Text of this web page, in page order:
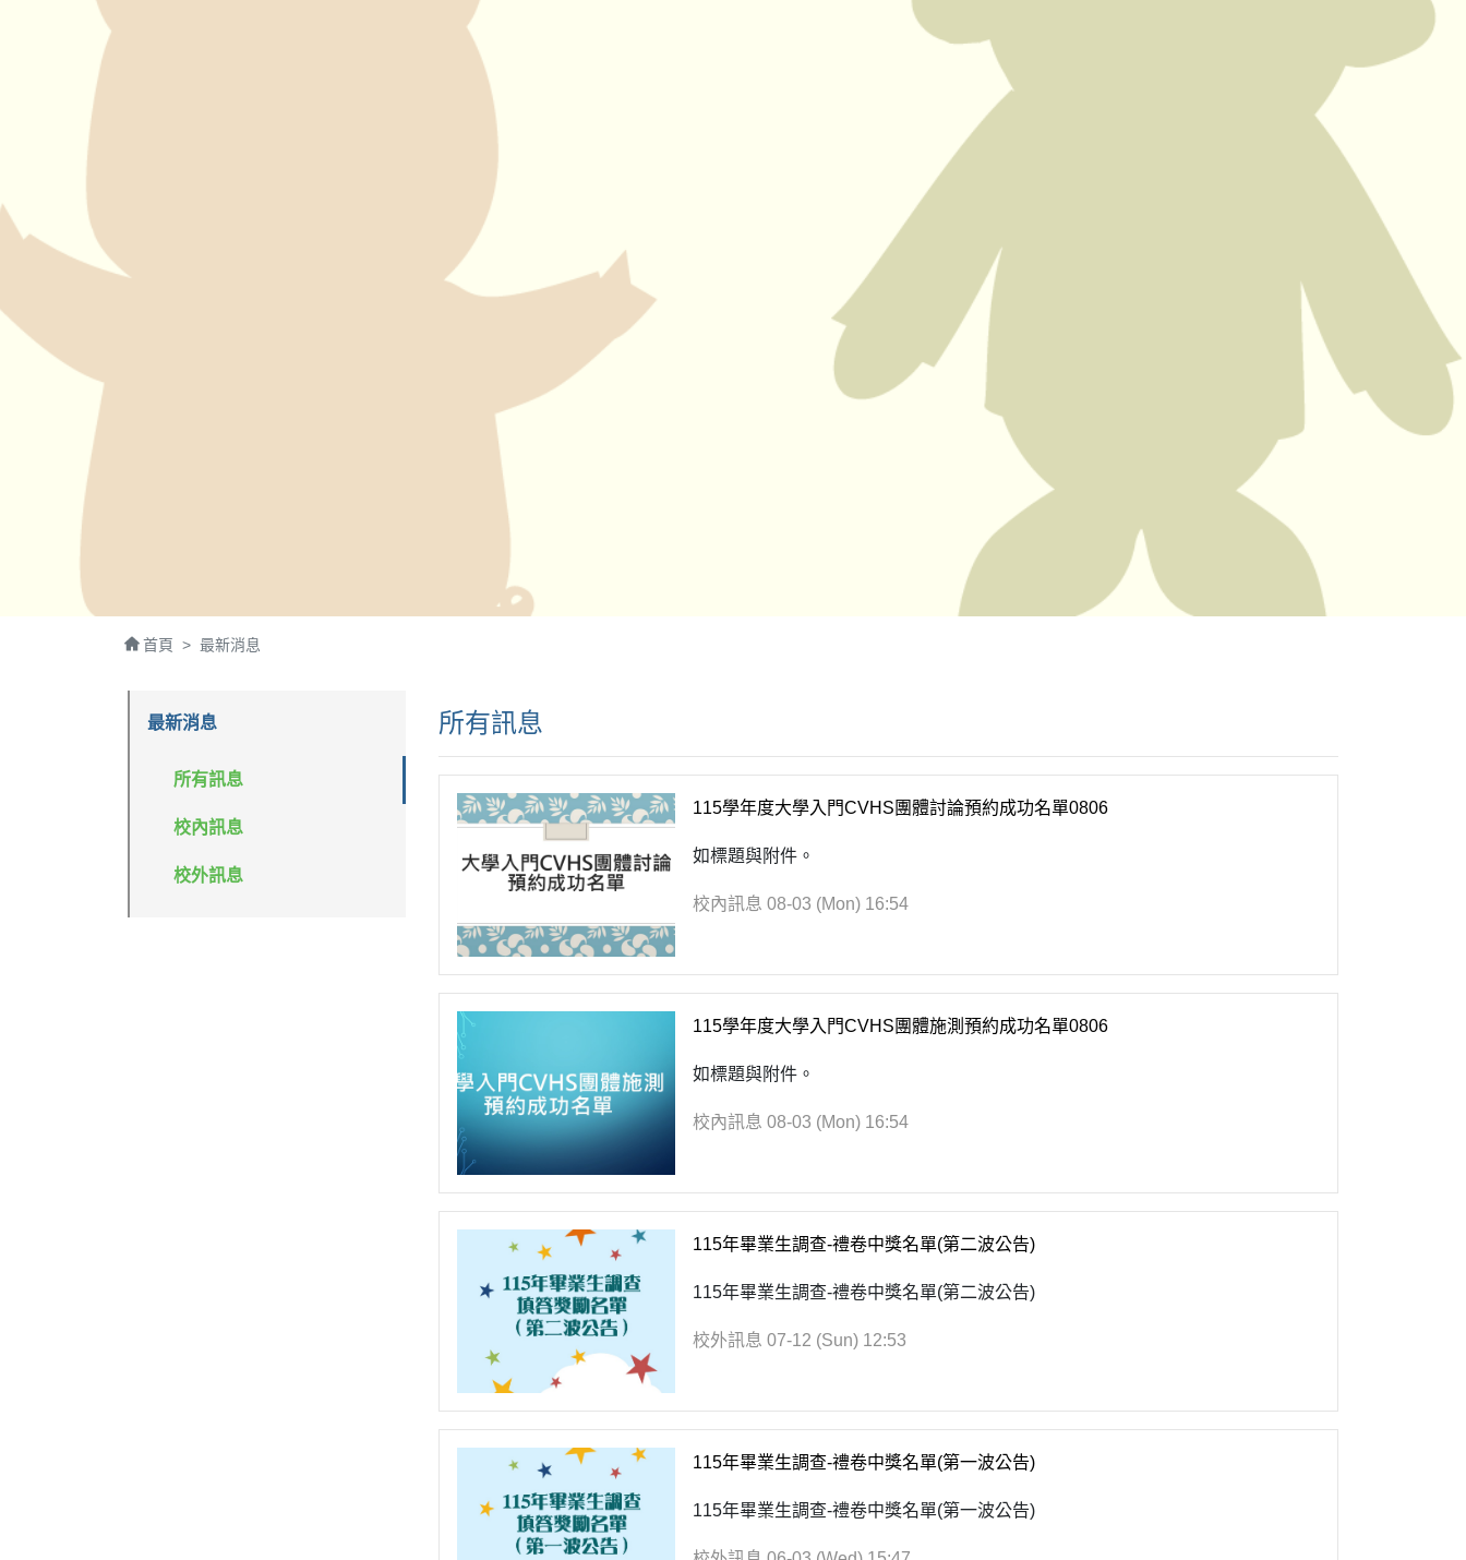
首頁 最新消息
最新消息
所有訊息
校內訊息
校外訊息
所有訊息
115學年度大學入門CVHS團體討論預約成功名單0806
如標題與附件。
校內訊息 08-03 (Mon) 16:54
115學年度大學入門CVHS團體施測預約成功名單0806
如標題與附件。
校內訊息 08-03 (Mon) 16:54
115年畢業生調查-禮卷中獎名單(第二波公告)
115年畢業生調查-禮卷中獎名單(第二波公告)
校外訊息 07-12 (Sun) 12:53
115年畢業生調查-禮卷中獎名單(第一波公告)
115年畢業生調查-禮卷中獎名單(第一波公告)